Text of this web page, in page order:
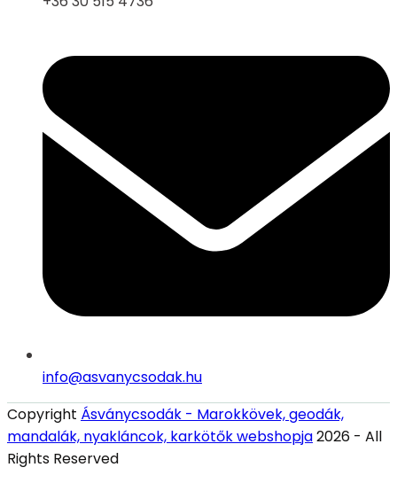
info@asvanycsodak.hu
Copyright Ásványcsodák - Marokkövek, geodák,
mandalák, nyakláncok, karkötők webshopja2026 - All
Rights Reserved